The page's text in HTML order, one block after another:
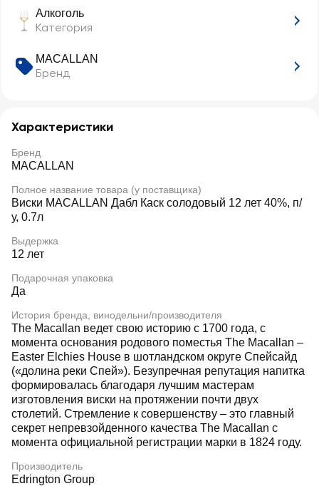
Алкоголь
Категория
MACALLAN
Бренд
Характеристики
Бренд
MACALLAN
Полное название товара (у поставщика)
Виски MACALLAN Дабл Каск солодовый 12 лет 40%, п/
у, 0.7л
Выдержка
12 лет
Подарочная упаковка
Да
История бренда, винодельни/производителя
The Macallan ведет свою историю с 1700 года, с
момента основания родового поместья The Macallan –
Easter Elchies House в шотландском округе Спейсайд
(«долина реки Спей»). Безупречная репутация напитка
формировалась благодаря лучшим мастерам
изготовления виски на протяжении почти двух
столетий. Стремление к совершенству – это главный
секрет непревзойденного качества The Macallan с
момента официальной регистрации марки в 1824 году.
Производитель
Edrington Group